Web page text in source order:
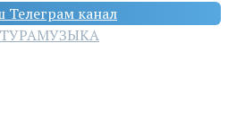
канал
МУЗЫКА